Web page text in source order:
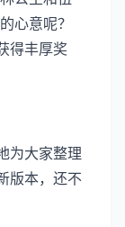
心意呢？
得丰厚奖
为大家整理
版本，还不